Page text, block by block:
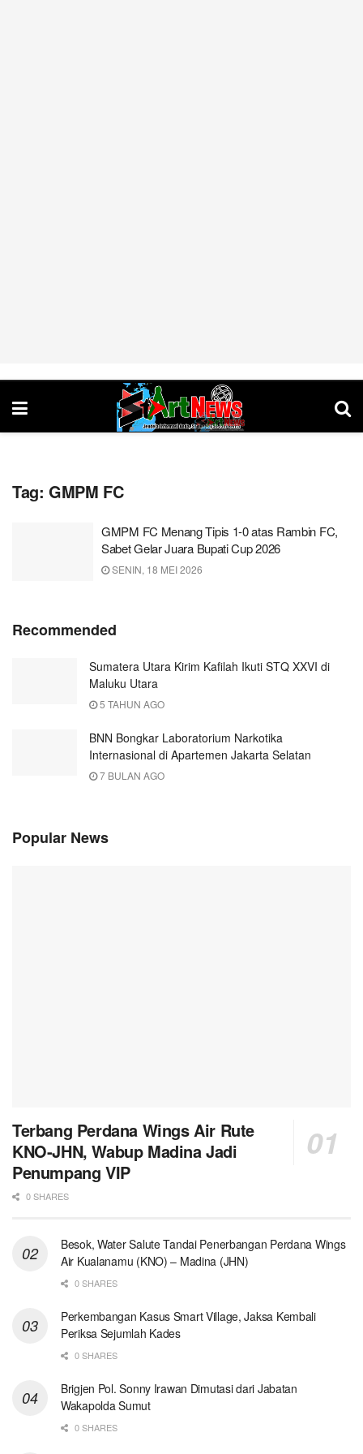
Tag: GMPM FC
GMPM FC Menang Tipis 1-0 atas Rambin FC,
Sabet Gelar Juara Bupati Cup 2026
SENIN, 18 MEI 2026
Recommended
Sumatera Utara Kirim Kafilah Ikuti STQ XXVI di
Maluku Utara
5 TAHUN AGO
BNN Bongkar Laboratorium Narkotika
Internasional di Apartemen Jakarta Selatan
7 BULAN AGO
Popular News
Terbang Perdana Wings Air Rute
KNO-JHN, Wabup Madina Jadi
Penumpang VIP
0 SHARES
Besok, Water Salute Tandai Penerbangan Perdana Wings
Air Kualanamu (KNO) – Madina (JHN)
0 SHARES
Perkembangan Kasus Smart Village, Jaksa Kembali
Periksa Sejumlah Kades
0 SHARES
Brigjen Pol. Sonny Irawan Dimutasi dari Jabatan
Wakapolda Sumut
0 SHARES